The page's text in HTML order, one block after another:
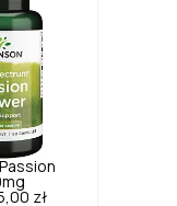
Passion
zł